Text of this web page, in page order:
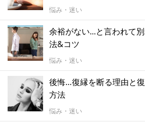
悩み・迷い
余裕がない...と言われて
法&コツ
悩み・迷い
後悔…復縁を断る理由と
方法
悩み・迷い